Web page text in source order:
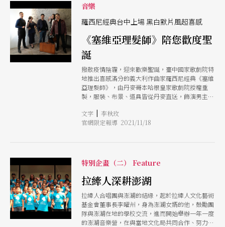
音樂
羅西尼經典台中上場 黑白默片風超喜感
《塞維亞理髮師》陪您歡度聖
誕
撥散疫情陰霾，迎來歡樂聖誕，臺中國家歌劇院特
地推出喜感滿分的義大利作曲家羅西尼經典《塞維
亞理髮師》，由丹麥哥本哈根皇家歌劇院授權重
製，服裝、布景、道具皆從丹麥直送，飾演男主角
演馬丁．林博的黑白默片風格中飆速歌唱；歌劇院
也同步推出「羅西尼套餐」，讓觀眾一舉體驗作曲
文字 | 李秋玫
官網限定報導 2021/11/18
特別企畫（二） Feature
拉縴人深耕澎湖
拉縴人合唱團與澎湖的結緣，起於拉縴人文化藝術
基金會董事長李曜州，身為澎湖女婿的他，鼓勵團
隊與澎湖在地的學校交流，進而開始舉辦一年一度
的澎湖音樂營，在與當地文化局共同合作、努力